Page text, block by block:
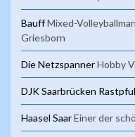
BauffMixed-
Griesborn
Die NetzspannerHobby
DJK Saarbrücken
Haasel SaarEiner der